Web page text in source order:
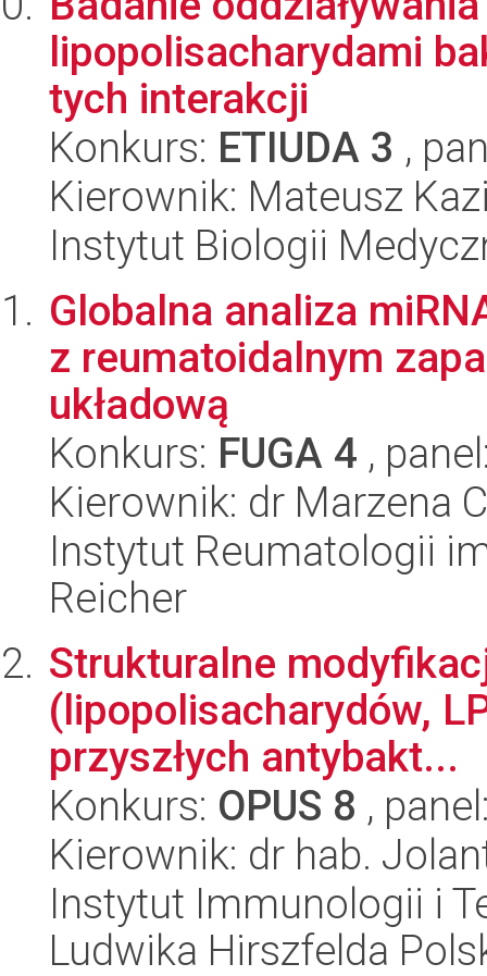
lipopolisacharydami
tych interakcji
Konkurs: ETIUDA 3 ,
Kierownik: Mateusz
Instytut Biologii
Globalna analiza
z reumatoidalnym
układową
Konkurs: FUGA 4 ,
Kierownik: dr Marzena
Instytut Reumatologii
Reicher
Strukturalne
(lipopolisacharydów,
przyszłych antybakt...
Konkurs: OPUS 8 ,
Kierownik: dr hab.
Instytut Immunologii i
Ludwika Hirszfelda